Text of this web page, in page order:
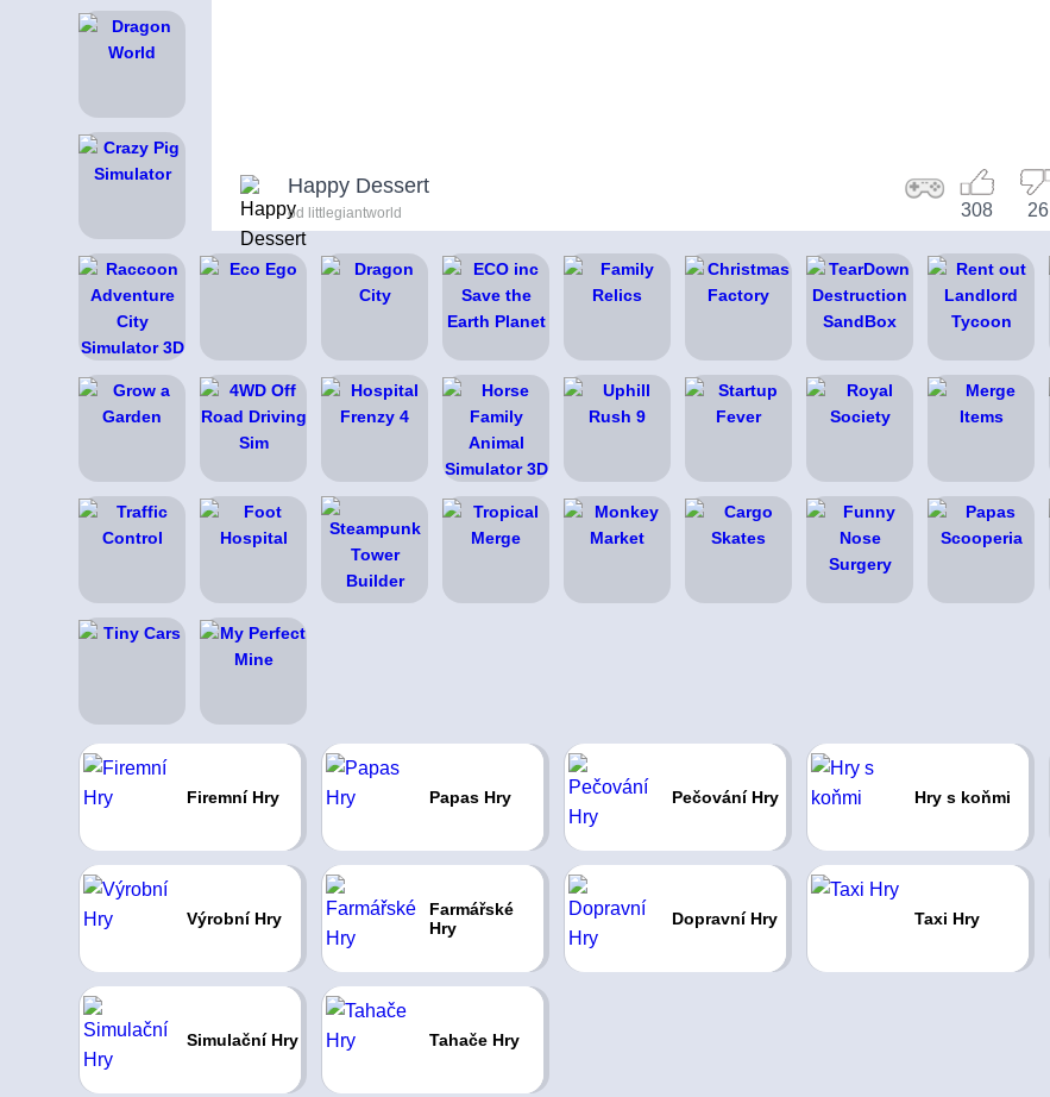
Happy Dessert
od littlegiantworld 26
308
Firemní Hry Papas Hry Pečování Hry Hry s koňmi
Výrobní Hry
Farmářské
Hry
Dopravní Hry Taxi Hry
Simulační Hry Tahače Hry